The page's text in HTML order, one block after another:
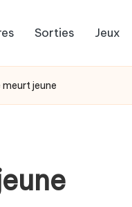
Sorties Jeux
meurt jeune